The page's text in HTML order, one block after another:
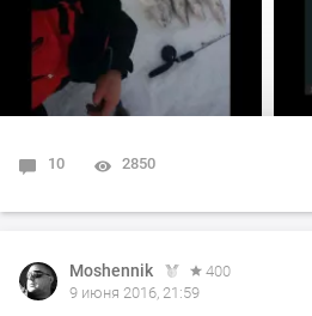
10 2850
Moshennik
400
9 июня 2016, 21:59